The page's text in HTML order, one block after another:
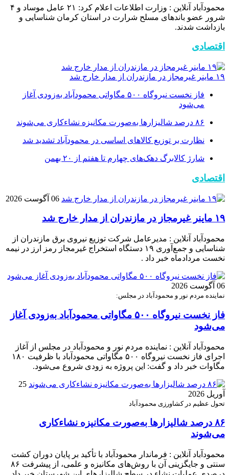
محمودآباد آنلاین : وزارت اطلاعات اعلام کرد: ۲۱ عامل موساد و ۴
شرور عضو باند‌های مسلح شرارت در استان کرمان شناسایی و
بازداشت شدند.
اقتصادی
۱۹ ماینر غیرمجاز در مازندران از مدار خارج شد
فاز نخست نیروگاه ۵۰۰ مگاواتی محمودآباد به‌زودی آغاز
می‌شود
۸۶ درصد شالیزارها به‌صورت مکانیزه نشاءکاری می‌شوند
نظارت بر توزیع کالا‌های اساسی در محمودآباد تشدید شد
شارژ کالابرگ دهک‌های چهارم تا هفتم از ۲۰ بهمن
اقتصادی
06 آگوست 2026
۱۹ ماینر غیرمجاز در مازندران از مدار خارج شد
محمودآباد آنلاین : مدیرعامل شرکت توزیع نیروی برق مازندران از
شناسایی و جمع‌آوری ۱۹ دستگاه استخراج غیرمجاز رمز ارز در نیمه
نخست مردادماه خبر داد .
06 آگوست 2026
نماینده مردم نور و محمودآباد در مجلس:
فاز نخست نیروگاه ۵۰۰ مگاواتی محمودآباد به‌زودی آغاز
می‌شود
محمودآباد آنلاین : نماینده مردم نور و محمودآباد در مجلس از آغاز
اجرای فاز نخست نیروگاه ۵۰۰ مگاواتی محمودآباد با ظرفیت ۱۸۰
مگاوات خبر داد و گفت: این پروژه به زودی شروع می‌شود.
25
آوریل 2026
تحول عظیم در کشاورزی محمودآباد
۸۶ درصد شالیزارها به‌صورت مکانیزه نشاءکاری
می‌شوند
محمودآباد آنلاین : فرماندار محمودآباد با تأکید بر پایان دوران کشت
سنتی و جایگزینی آن با روش‌های مکانیزه و علمی، از پیشرفت ۸۶